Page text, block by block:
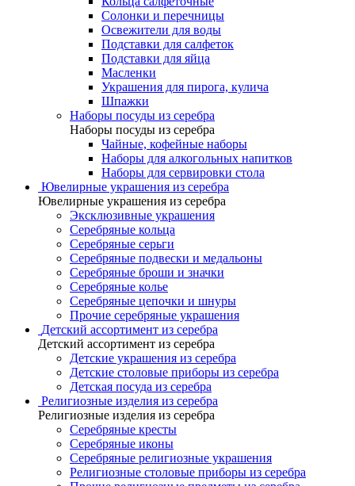
Солонки и перечницы
Освежители для воды
Подставки для салфеток
Подставки для яйца
Масленки
Украшения для пирога, кулича
Шпажки
Наборы посуды из серебра
Наборы посуды из серебра
Чайные, кофейные наборы
Наборы для алкогольных напитков
Наборы для сервировки стола
Ювелирные украшения из серебра
Ювелирные украшения из серебра
Эксклюзивные украшения
Серебряные кольца
Серебряные серьги
Серебряные подвески и медальоны
Серебряные броши и значки
Серебряные колье
Серебряные цепочки и шнуры
Прочие серебряные украшения
Детский ассортимент из серебра
Детский ассортимент из серебра
Детские украшения из серебра
Детские столовые приборы из серебра
Детская посуда из серебра
Религиозные изделия из серебра
Религиозные изделия из серебра
Серебряные кресты
Серебряные иконы
Серебряные религиозные украшения
Религиозные столовые приборы из серебра